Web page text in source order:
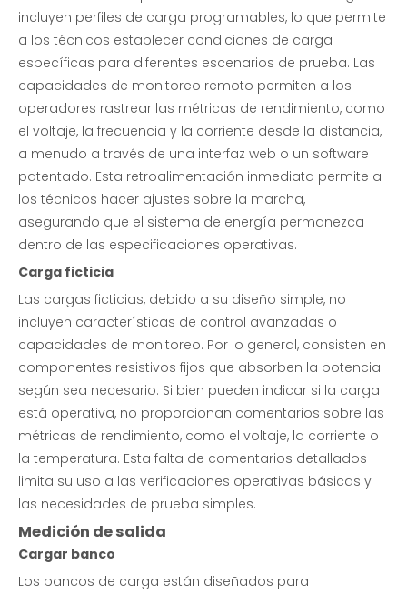
incluyen perfiles de carga programables, lo que permite
a los técnicos establecer condiciones de carga
específicas para diferentes escenarios de prueba. Las
capacidades de monitoreo remoto permiten a los
operadores rastrear las métricas de rendimiento, como
el voltaje, la frecuencia y la corriente desde la distancia,
a menudo a través de una interfaz web o un software
patentado. Esta retroalimentación inmediata permite a
los técnicos hacer ajustes sobre la marcha,
asegurando que el sistema de energía permanezca
dentro de las especificaciones operativas.
Carga ficticia
Las cargas ficticias, debido a su diseño simple, no
incluyen características de control avanzadas o
capacidades de monitoreo. Por lo general, consisten en
componentes resistivos fijos que absorben la potencia
según sea necesario. Si bien pueden indicar si la carga
está operativa, no proporcionan comentarios sobre las
métricas de rendimiento, como el voltaje, la corriente o
la temperatura. Esta falta de comentarios detallados
limita su uso a las verificaciones operativas básicas y
las necesidades de prueba simples.
Medición de salida
Cargar banco
Los bancos de carga están diseñados para